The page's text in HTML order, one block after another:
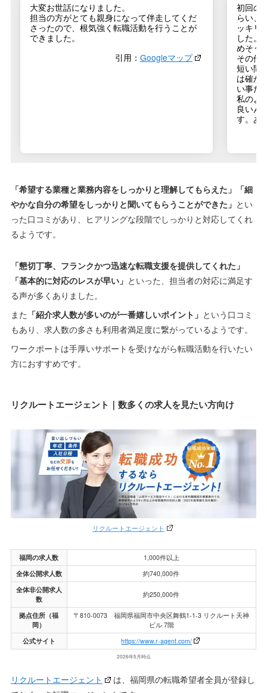
大変お世話になりました。
担当の方がとても親身になって伴走してくだ
さったので、根気強く転職活動を行うことが
できました。
引用： Googleマップ
初回の
らい、
ッキリ
した。
めそう
その他
短い間
は確か
い事だ
私のよ
良いん
す。あ
「希望する業種と業務内容をしっかりと理解してもらえた」「細
やかな自分の希望をしっかりと聞いてもらうことができた」 とい
った口コミがあり、ヒアリングな段階でしっかりと対応してくれ
るようです。
「懇切丁寧、フランクかつ迅速な転職支援を提供してくれた」
「基本的に対応のレスが早い」 といった、担当者の対応に満足す
る声が多くありました。
また 「紹介求人数が多いのが一番嬉しいポイント」 という口コミ
もあり、求人数の多さも利用者満足度に繋がっているようです。
ワークポートは手厚いサポートを受けながら転職活動を行いたい
方におすすめです。
リクルートエージェント｜数多くの求人を見たい方向け
リクルートエージェント
福岡の求人数
1,000件以上
全体公開求人数
約740,000件
全体非公開求人
数
約250,000件
拠点住所（福
岡）
〒810-0073 福岡県福岡市中央区舞鶴1-1-3 リクルート天神
ビル 7階
公式サイト
https://www.r-agent.com/
2026年5月時点
リクルートエージェント
は、福岡県の転職希望者全員が登録し